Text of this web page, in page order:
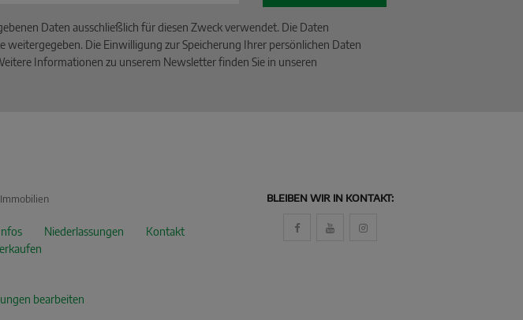
Daten ausschließlich für diesen Zweck verwendet. Die Daten
Die Einwilligung zur Speicherung Ihrer persönlichen Daten
Informationen zu unserem Newsletter finden Sie in unseren
Niederlassungen
Kontakt
bearbeiten
BLEIBEN WIR IN KONTAKT: